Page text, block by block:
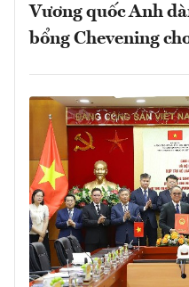
Vương quốc Anh
bổng Chevening